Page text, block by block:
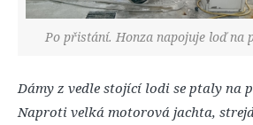
Po přistání. Honza napojuje loď na
Dámy z vedle stojící lodi se ptaly na
Naproti velká motorová jachta,